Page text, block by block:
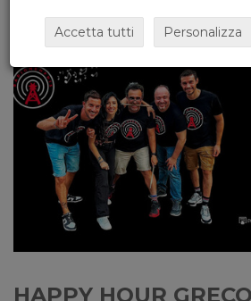
HAPPY HOUR
Accetta tutti Personalizza